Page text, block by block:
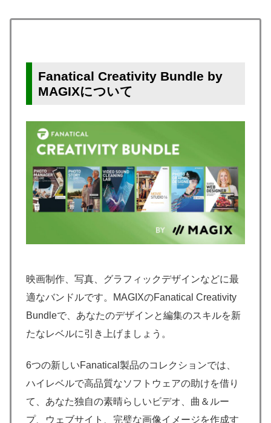
Fanatical Creativity Bundle by
MAGIXについて
映画制作、写真、グラフィックデザインなどに最
適なバンドルです。MAGIXのFanatical Creativity
Bundleで、あなたのデザインと編集のスキルを新
たなレベルに引き上げましょう。
6つの新しいFanatical製品のコレクションでは、
ハイレベルで高品質なソフトウェアの助けを借り
て、あなた独自の素晴らしいビデオ、曲＆ルー
プ、ウェブサイト、完璧な画像イメージを作成す